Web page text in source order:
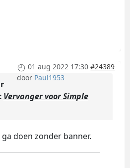
01 aug 2022 17:30 #24389
door Paul1953
Vervanger voor Simple
doen zonder banner.